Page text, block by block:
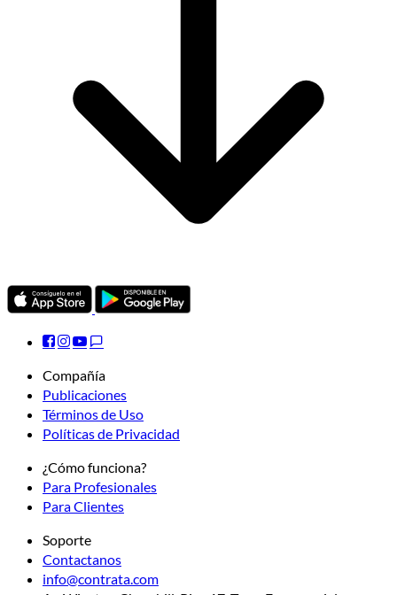
Compañía
Publicaciones
Términos de Uso
Políticas de Privacidad
¿Cómo funciona?
Para Profesionales
Para Clientes
Soporte
Contactanos
info@contrata.com